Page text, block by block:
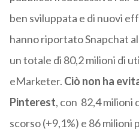
ben sviluppata e di nuovi
hanno riportato Snapchat
un totale di 80,2 milioni di
eMarketer. Ciò non ha
Pinterest, con 82,4 milioni
scorso (+9,1%) e 86 milioni